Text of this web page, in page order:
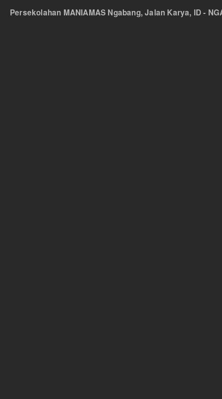
Persekolahan MANIAMAS Ngabang, Jalan Karya, ID -